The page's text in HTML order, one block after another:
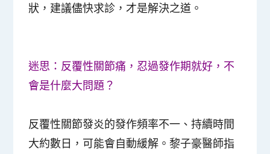
狀，建議儘快求診，才是解決之道。
迷思：反覆性關節痛，忍過發作期就好，不
會是什麼大問題？
反覆性關節發炎的發作頻率不一、持續時間
大約數日，可能會自動緩解。黎子豪醫師指